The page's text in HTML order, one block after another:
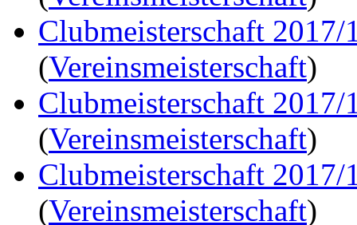
Clubmeisterschaft 2017/
(Vereinsmeisterschaft)
Clubmeisterschaft 2017/
(Vereinsmeisterschaft)
Clubmeisterschaft 2017/
(Vereinsmeisterschaft)